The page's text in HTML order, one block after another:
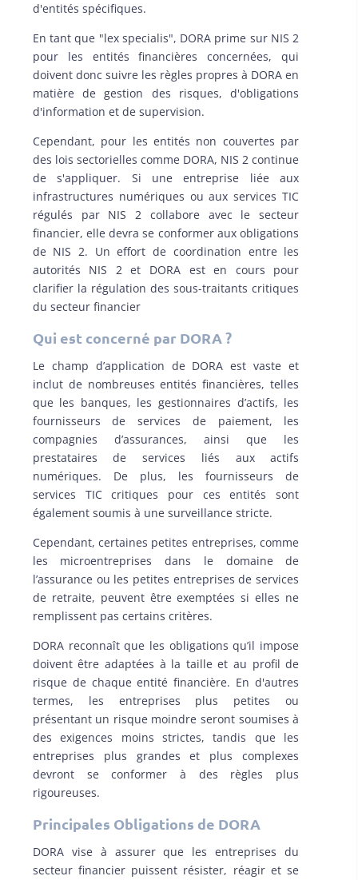
d'entités spécifiques.
En tant que "lex specialis", DORA prime sur NIS 2
pour les entités financières concernées, qui
doivent donc suivre les règles propres à DORA en
matière de gestion des risques, d'obligations
d'information et de supervision.
Cependant, pour les entités non couvertes par
des lois sectorielles comme DORA, NIS 2 continue
de s'appliquer. Si une entreprise liée aux
infrastructures numériques ou aux services TIC
régulés par NIS 2 collabore avec le secteur
financier, elle devra se conformer aux obligations
de NIS 2. Un effort de coordination entre les
autorités NIS 2 et DORA est en cours pour
clarifier la régulation des sous-traitants critiques
du secteur financier
Qui est concerné par DORA ?
Le champ d’application de DORA est vaste et
inclut de nombreuses entités financières, telles
que les banques, les gestionnaires d’actifs, les
fournisseurs de services de paiement, les
compagnies d’assurances, ainsi que les
prestataires de services liés aux actifs
numériques. De plus, les fournisseurs de
services TIC critiques pour ces entités sont
également soumis à une surveillance stricte.
Cependant, certaines petites entreprises, comme
les microentreprises dans le domaine de
l’assurance ou les petites entreprises de services
de retraite, peuvent être exemptées si elles ne
remplissent pas certains critères.
DORA reconnaît que les obligations qu’il impose
doivent être adaptées à la taille et au profil de
risque de chaque entité financière. En d'autres
termes, les entreprises plus petites ou
présentant un risque moindre seront soumises à
des exigences moins strictes, tandis que les
entreprises plus grandes et plus complexes
devront se conformer à des règles plus
rigoureuses.
Principales Obligations de DORA
DORA vise à assurer que les entreprises du
secteur financier puissent résister, réagir et se